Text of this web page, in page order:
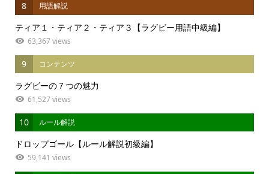
8 用語解説
ティア１・ティア２・ティア３【ラグビー用語中級編】
63,367 views
9 コンテンツ
ラグビーの７つの魅力
61,527 views
10 ルール解説
ドロップゴール【ルール解説初級編】
59,141 views